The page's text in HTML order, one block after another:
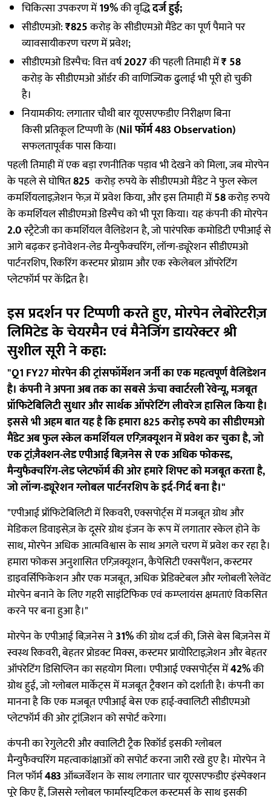
चिकित्सा उपकरण में19%की वृद्धिदर्ज हुई;
सीडीएमओ:₹825करोड़ के सीडीएमओ मैंडेट का पूर्ण पैमाने पर
व्यावसायीकरण चरण में प्रवेश;
सीडीएमओ डिस्पैच: वित्त वर्ष2027की पहली तिमाही में₹ 58
करोड़ के सीडीएमओ ऑर्डर की वाणिज्यिक ढुलाई भी पूरी हो चुकी
है।
नियामकीय: लगातार चौथी बार यूएसएफडीए निरीक्षण बिना
किसी प्रतिकूल टिप्पणी के (Nil फॉर्म 483 Observation)
सफलतापूर्वक पास किया।
पहली तिमाही में एक बड़ा रणनीतिक पड़ाव भी देखने को मिला, जब मोरपेन
के पहले से घोषित825 करोड़ रुपये के सीडीएमओ मैंडेट ने फुल स्केल
कमर्शियलाइज़ेशन फेज़ में प्रवेश किया, और इस तिमाही में58करोड़ रुपये
के कमर्शियल सीडीएमओ डिस्पैच को भी पूरा किया। यह कंपनी की मोरपेन
2.0स्ट्रैटेजी का कमर्शियल वैलिडेशन है, जो पारंपरिक कमोडिटी एपीआई से
आगे बढ़कर इनोवेशन-लेड मैन्युफैक्चरिंग, लॉन्ग-ड्यूरेशन सीडीएमओ
पार्टनरशिप, रिकरिंग कस्टमर प्रोग्राम और एक स्केलेबल ऑपरेटिंग
प्लेटफॉर्म पर केंद्रित है।
इस प्रदर्शन पर टिप्पणी करते हुए, मोरपेन लेबोरेटरीज़
लिमिटेड के चेयरमैन एवं मैनेजिंग डायरेक्टर श्री
सुशील सूरी ने कहा:
"Q1 FY27 मोरपेन की ट्रांसफॉर्मेशन जर्नी का एक महत्वपूर्ण वैलिडेशन
है। कंपनी ने अपना अब तक का सबसे ऊंचा क्वार्टरली रेवेन्यू, मजबूत
प्रॉफिटेबिलिटी सुधार और सार्थक ऑपरेटिंग लीवरेज हासिल किया है।
इससे भी अहम बात यह है कि हमारा 825 करोड़ रुपये का सीडीएमओ
मैंडेट अब फुल स्केल कमर्शियल एग्ज़िक्यूशन में प्रवेश कर चुका है, जो
एक ट्रांज़ैक्शन-लेड एपीआई बिज़नेस से एक अधिक फोकस्ड,
मैन्युफैक्चरिंग-लेड प्लेटफॉर्म की ओर हमारे शिफ्ट को मजबूत करता है,
जो लॉन्ग-ड्यूरेशन ग्लोबल पार्टनरशिप के इर्द-गिर्द बना है।"
"एपीआई प्रॉफिटेबिलिटी में रिकवरी, एक्सपोर्ट्स में मजबूत ग्रोथ और
मेडिकल डिवाइसेज़ के दूसरे ग्रोथ इंजन के रूप में लगातार स्केल होने के
साथ, मोरपेन अधिक आत्मविश्वास के साथ अगले चरण में प्रवेश कर रहा है।
हमारा फोकस अनुशासित एग्ज़िक्यूशन, कैपेसिटी एक्सपैंशन, कस्टमर
डाइवर्सिफिकेशन और एक मजबूत, अधिक प्रेडिक्टेबल और ग्लोबली रेलेवेंट
मोरपेन बनाने के लिए गहरी साइंटिफिक एवं कम्प्लायंस क्षमताएं विकसित
करने पर बना हुआ है।"
मोरपेन के एपीआई बिज़नेस ने31%की ग्रोथ दर्ज की, जिसे बेस बिज़नेस में
स्वस्थ रिकवरी, बेहतर प्रोडक्ट मिक्स, कस्टमर प्रायोरिटाइज़ेशन और बेहतर
ऑपरेटिंग डिसिप्लिन का सहयोग मिला। एपीआई एक्सपोर्ट्स में42%की
ग्रोथ हुई, जो ग्लोबल मार्केट्स में मजबूत ट्रैक्शन को दर्शाती है। कंपनी का
मानना है कि एक मजबूत एपीआई बेस एक हाई-क्वालिटी सीडीएमओ
प्लेटफॉर्म की ओर ट्रांज़िशन को सपोर्ट करेगा।
कंपनी का रेगुलेटरी और क्वालिटी ट्रैक रिकॉर्ड इसकी ग्लोबल
मैन्युफैक्चरिंग महत्वाकांक्षाओं को सपोर्ट करना जारी रखे हुए है। मोरपेन ने
निल फॉर्म483ऑब्ज़र्वेशन के साथ लगातार चार यूएसएफडीए इंस्पेक्शन
पूरे किए हैं, जिससे ग्लोबल फार्मास्युटिकल कस्टमर्स के साथ इसकी